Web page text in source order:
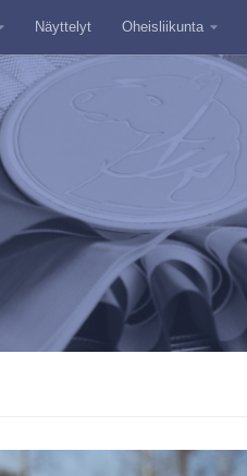
Näyttelyt Oheisliikunta